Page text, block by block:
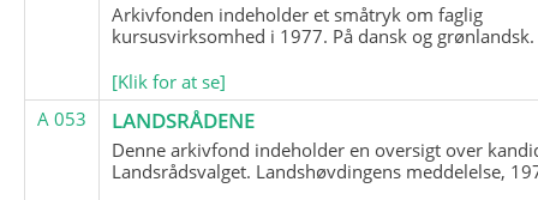
Arkivfonden indeholder et småtryk om faglig
kursusvirksomhed i 1977. På dansk og grønlandsk.
[Klik for at se]
A 053
LANDSRÅDENE
Denne arkivfond indeholder en oversigt over
Landsrådsvalget. Landshøvdingens meddelelse,